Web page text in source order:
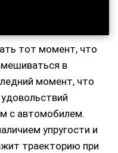
тот момент, что
в
момент, что
с автомобилем.
упругости и
траекторию при